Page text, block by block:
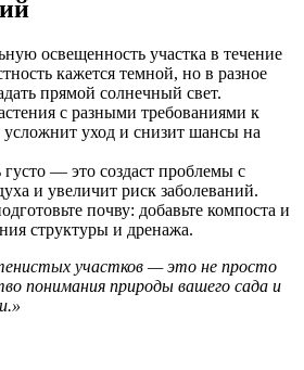
освещенность участка в течение
кажется темной, но в разное
прямой солнечный свет.
с разными требованиями к
уход и снизит шансы на
— это создаст проблемы с
и увеличит риск заболеваний.
почву: добавьте компоста и
структуры и дренажа.
участков — это не просто
понимания природы вашего сада и